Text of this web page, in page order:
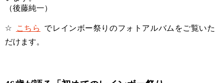
（後藤純一）
☆ こちら
でレインボー祭りのフォトアルバムをご覧いた
だけます。